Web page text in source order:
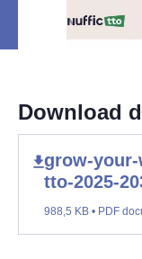
Download
grow-
tto-2025-
988,5 KB • PDF